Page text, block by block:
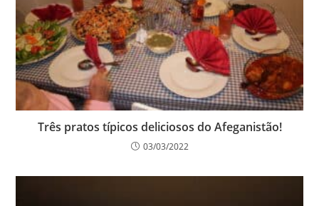
Três pratos típicos deliciosos do Afeganistão!
03/03/2022